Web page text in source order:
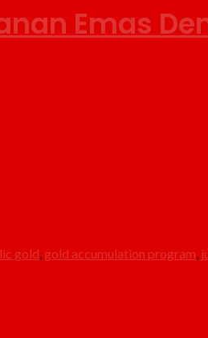
Emas
gold, gold accumulation program,